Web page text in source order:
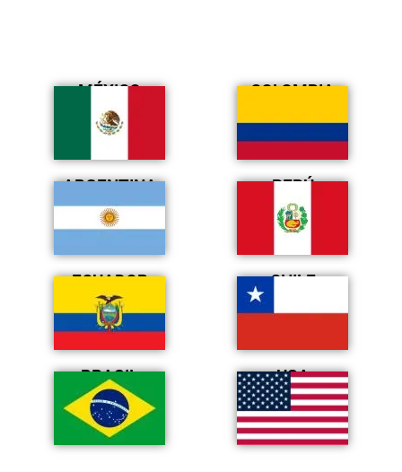
MÉXICO COLOMBIA
ARGENTINA PERÚ
ECUADOR CHILE
BRASIL USA